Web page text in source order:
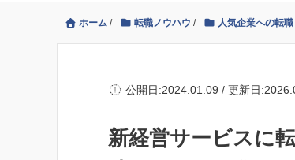
ホーム / 転職ノウハウ / 人気企業への転職
公開日:2024.01.09 / 更新日
新経営サービスに